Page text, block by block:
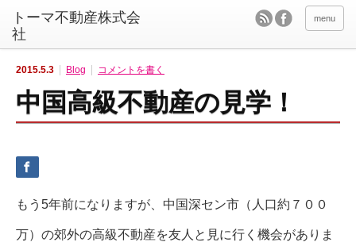
menu
2015.5.3 Blog コメントを書く
中国高級不動産の見学！
もう5年前になりますが、中国深セン市（人口約７００
万）の郊外の高級不動産を友人と見に行く機会がありま